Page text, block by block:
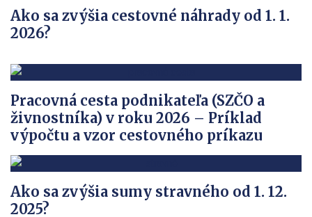
Ako sa zvýšia cestovné náhrady od 1. 1.
2026?
Pracovná cesta podnikateľa (SZČO a
živnostníka) v roku 2026 – Príklad
výpočtu a vzor cestovného príkazu
Ako sa zvýšia sumy stravného od 1. 12.
2025?